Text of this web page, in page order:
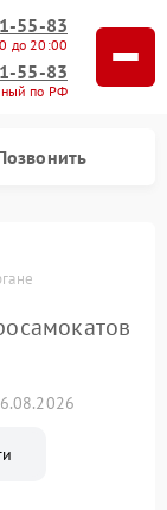
55-83
до 20:00
55-83
по РФ